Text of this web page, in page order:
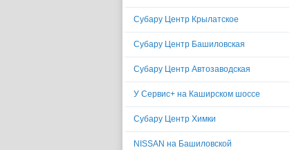
Субару Центр Крылатское
Субару Центр Башиловская
Субару Центр Автозаводская
У Сервис+ на Каширском шоссе
Субару Центр Химки
NISSAN на Башиловской